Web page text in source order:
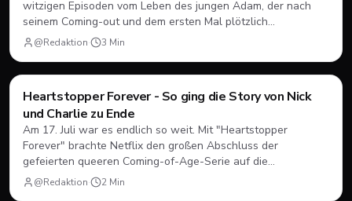
witzigen Episoden vom Leben des jungen Adam, der nach
seinem Coming-out und dem ersten Mal plötzlich
herausfinden muss, wie Dating, Freundschaft und Familie
unter neuen Vorzeichen funktionieren.
@Redaktion· 3 Min
Filme & Serien
Heartstopper Forever - So ging die Story von Nick
und Charlie zu Ende
Am 17. Juli war es endlich so weit. Mit "Heartstopper
Forever" brachte Netflix den großen Abschluss der
gefeierten queeren Coming-of-Age-Serie auf die
Bildschirme. Statt einer vierten Staffel gab es diesmal einen
abendfüllenden Spielfilm. Wir blicken zurück, wie sich Nick
@Redaktion· 2 Min